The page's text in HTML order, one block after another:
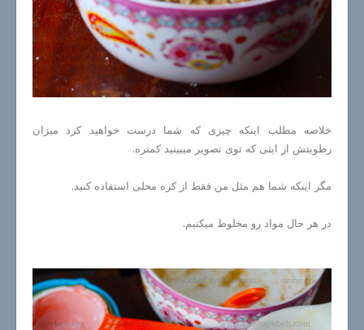
خلاصه مطلب اینکه چیزی که شما درست خواهید کرد میزان
رطوبتش از اینی که توی تصویر میبینید کمتره.
مگر اینکه شما هم مثل من فقط از کره محلی استفاده کنید.
در هر حال مواد رو مخلوط میکنیم.